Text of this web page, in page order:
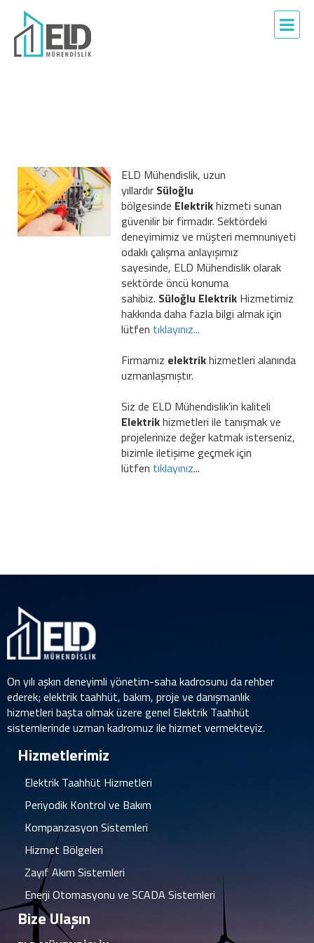
ELD Mühendislik, uzun
yıllardır Süloğlu
bölgesinde Elektrikhizmeti sunan
güvenilir bir firmadır. Sektördeki
deneyimimiz ve müşteri memnuniyeti
odaklı çalışma anlayışımız
sayesinde, ELD Mühendislik olarak
sektörde öncü konuma
sahibiz. Süloğlu ElektrikHizmetimiz
hakkında daha fazla bilgi almak için
lütfen tıklayınız...
Firmamız elektrikhizmetleri alanında
uzmanlaşmıştır.
Siz de ELD Mühendislik'in kaliteli
Elektrikhizmetleri ile tanışmak ve
projelerinize değer katmak isterseniz,
bizimle iletişime geçmek için
lütfen tıklayınız...
On yılı aşkın deneyimli yönetim-saha kadrosunu da rehber
ederek; elektrik taahhüt, bakım, proje ve danışmanlık
hizmetleri başta olmak üzere genel Elektrik Taahhüt
sistemlerinde uzman kadromuz ile hizmet vermekteyiz.
Hizmetlerimiz
Elektrik Taahhüt Hizmetleri
Periyodik Kontrol ve Bakım
Kompanzasyon Sistemleri
Hizmet Bölgeleri
Zayıf Akım Sistemleri
Enerji Otomasyonu ve SCADA Sistemleri
Bize Ulaşın